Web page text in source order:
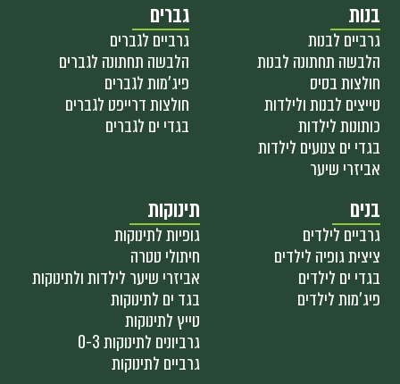
בנות
גרביים לבנות
הלבשה תחתונה לבנות
חולצות בסיס
טייצים לבנות ולילדות
כותונות לילדות
בגדי ים צנועים לילדות
אביזרי שיער
גברים
גרביים לגברים
הלבשה תחתונה לגברים
פיג'מות לגברים
חולצות דרייפט לגברים
בגדי ים לגברים
בנים
גרביים לילדים
ציצית גופיה לילדים
בגדי ים לילדים
פיג'מות לילדים
תינוקות
גופיות לתינוקות
חיתולי טטרה
אביזרי שיער לילדות ולתינוקות
בגד ים לתינוקות
טייץ לתינוקות
גרביונים לתינוקות 0-3
גרביים לתינוקות